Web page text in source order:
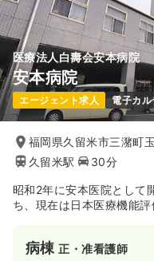
医療法人白壽会安本病院
安本病院
エージェント求人 電子カル
福岡県久留米市三潴町
久留米駅
30分
昭和2年に安本医院として
ち、現在は日本医療機能
病棟正・准看護師